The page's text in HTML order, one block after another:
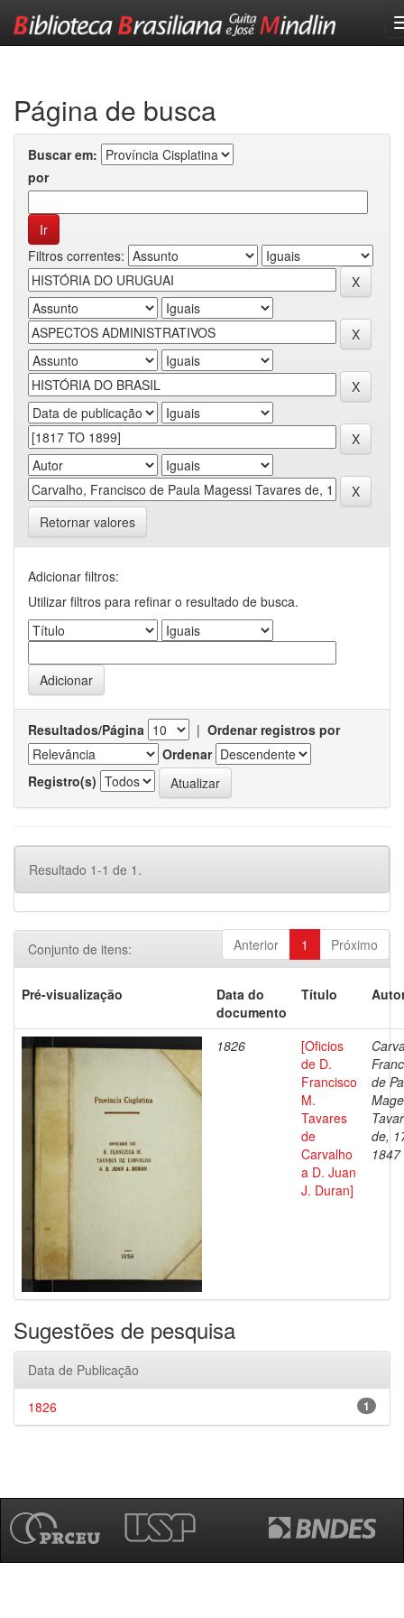
Página de busca
Buscar em:
por
Filtros correntes:
Retornar valores
Adicionar filtros:
Utilizar filtros para refinar o resultado de busca.
Resultados/Página | Ordenar registros por
Ordenar
Registro(s)
Resultado 1-1 de 1.
Anterior 1 Próximo
Conjunto de itens:
Pré-visualização
Data do
documento
Título
1826
[Oficios
de D.
Francisco
M.
Tavares
de
Carvalho
a D. Juan
J. Duran]
de
de,
1847
Sugestões de pesquisa
Data de Publicação
1
1826